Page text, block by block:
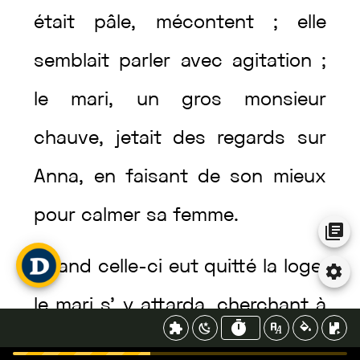
était pâle, mécontent ; elle
semblait parler avec agitation ;
le mari, un gros monsieur
chauve, jetait des regards sur
Anna, en faisant de son mieux
pour calmer safemme.
Quand celle-ci eut quitté la loge
lemaris’yattarda,cherchantà
rencontrerleregardd’Anna